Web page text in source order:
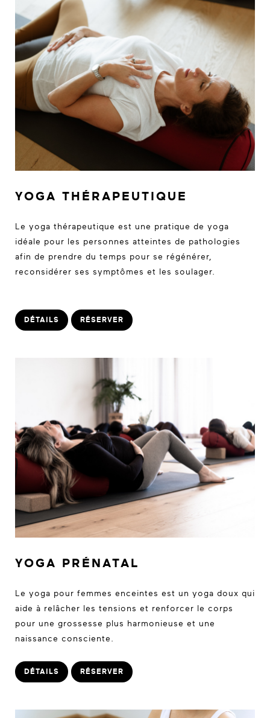
YOGA THÉRAPEUTIQUE
Le yoga thérapeutique est une pratique de yoga
idéale pour les personnes atteintes de pathologies
afin de prendre du temps pour se régénérer,
reconsidérer ses symptômes et les soulager.
DÉTAILS RÉSERVER
YOGA PRÉNATAL
Le yoga pour femmes enceintes est un yoga doux qui
aide à relâcher les tensions et renforcer le corps
pour une grossesse plus harmonieuse et une
naissance consciente.
DÉTAILS RÉSERVER